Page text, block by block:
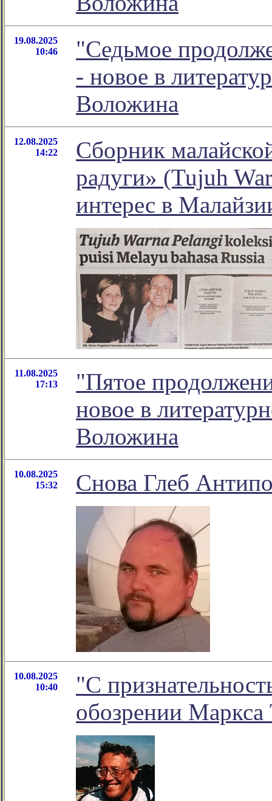
19.08.2025
10:46
"Седьмое
- новое в
Воложина
12.08.2025
14:22
Cборник
радуги» (Tujuh
интерес в
11.08.2025
17:13
"Пятое
новое в
Воложина
10.08.2025
15:32
Снова Глеб
10.08.2025
10:40
"С
обозрении Маркса